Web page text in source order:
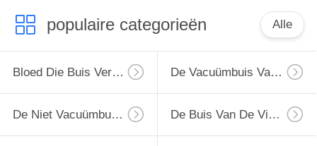
populaire categorieën Alle
Bloed Die Buis Verzamelen De Vacuümbuis Van De Bloedinzameling
De Niet Vacuümbuis Van De Bloedinzameling De Buis Van De Virusbemonstering